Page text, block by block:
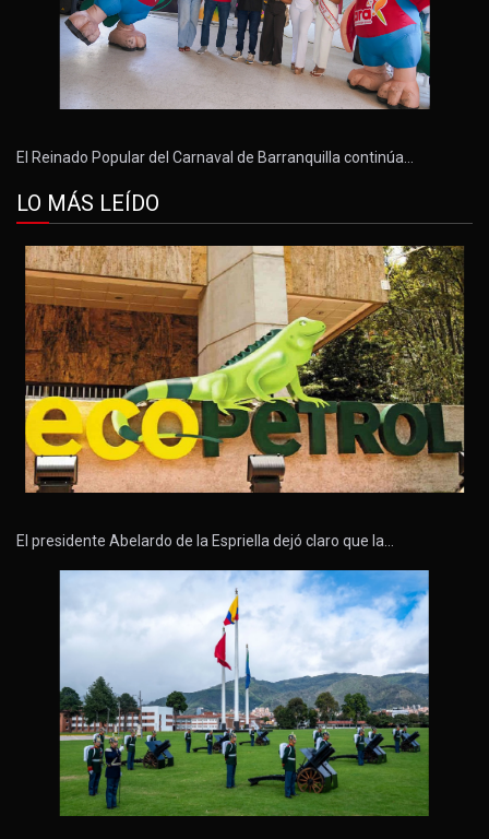
El Reinado Popular del Carnaval de Barranquilla continúa…
LO MÁS LEÍDO
El presidente Abelardo de la Espriella dejó claro que la…